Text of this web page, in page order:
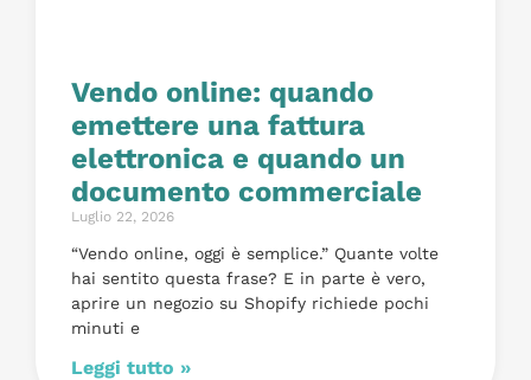
Vendo online: quando
emettere una fattura
elettronica e quando un
documento commerciale
Luglio 22, 2026
“Vendo online, oggi è semplice.” Quante volte
hai sentito questa frase? E in parte è vero,
aprire un negozio su Shopify richiede pochi
minuti e
Leggi tutto »